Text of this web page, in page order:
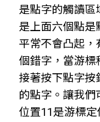
是點字的觸讀區
是上面六個點是
平常不會凸起，
個錯字，當游標
接著按下點字按
的點字。讓我們
位置11是游標